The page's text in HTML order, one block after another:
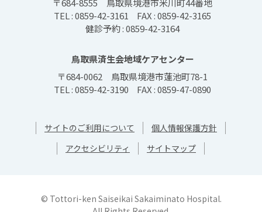
〒684-8555
鳥取県境港市米川町44番地
TEL : 0859-42-3161
FAX : 0859-42-3165
健診予約 : 0859-42-3164
鳥取県済生会地域ケアセンター
〒684-0062
鳥取県境港市蓮池町78-1
TEL : 0859-42-3190
FAX : 0859-47-0890
サイトのご利用について
個人情報保護方針
アクセシビリティ
サイトマップ
© Tottori-ken Saiseikai Sakaiminato Hospital.